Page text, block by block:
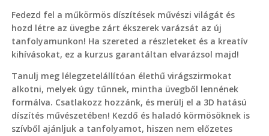
Fedezd fel a műkörmös díszítések művészi világát és
hozd létre az üvegbe zárt ékszerek varázsát az új
tanfolyamunkon! Ha szereted a részleteket és a kreatív
kihívásokat, ez a kurzus garantáltan elvarázsol majd!
Tanulj meg lélegzetelállítóan élethű virágszirmokat
alkotni, melyek úgy tűnnek, mintha üvegből lennének
formálva. Csatlakozz hozzánk, és merülj el a 3D hatású
díszítés művészetében! Kezdő és haladó körmösöknek is
szívből ajánljuk a tanfolyamot, hiszen nem előzetes